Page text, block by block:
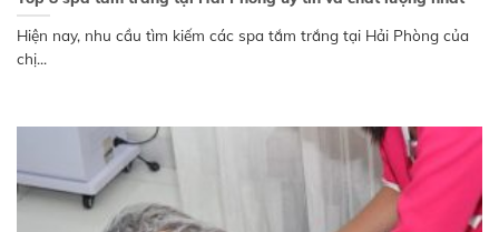
Hiện nay, nhu cầu tìm kiếm các spa tắm trắng tại Hải Phòng của
chị...